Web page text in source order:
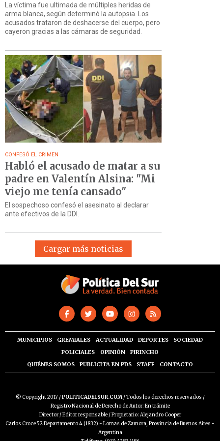
La víctima fue ultimada de múltiples heridas de
arma blanca, según determinó la autopsia. Los
acusados trataron de deshacerse del cuerpo, pero
cayeron gracias a las cámaras de seguridad.
CONFESÓ EL CRIMEN
Habló el acusado de matar a su
padre en Valentín Alsina: "Mi
viejo me tenía cansado"
El sospechoso confesó el asesinato al declarar
ante efectivos de la DDI.
Cargar más noticias
MUNICIPIOS GREMIALES ACTUALIDAD DEPORTES
SOCIEDAD
POLICIALES
OPINIÓN
PIRINCHO
QUIÉNES SOMOS
PUBLICITA EN PDS STAFF CONTACTO
© Copyright 2017 /POLITICADELSUR.COM/ Todos los derechos reservados /
Registro Nacional de Derecho de Autor: En trámite
Director / Editor responsable / Propietario: Alejandro Cooper
Carlos Croce 52 Departamento 4 (1832) - Lomas de Zamora, Provincia de Buenos Aires -
Argentina